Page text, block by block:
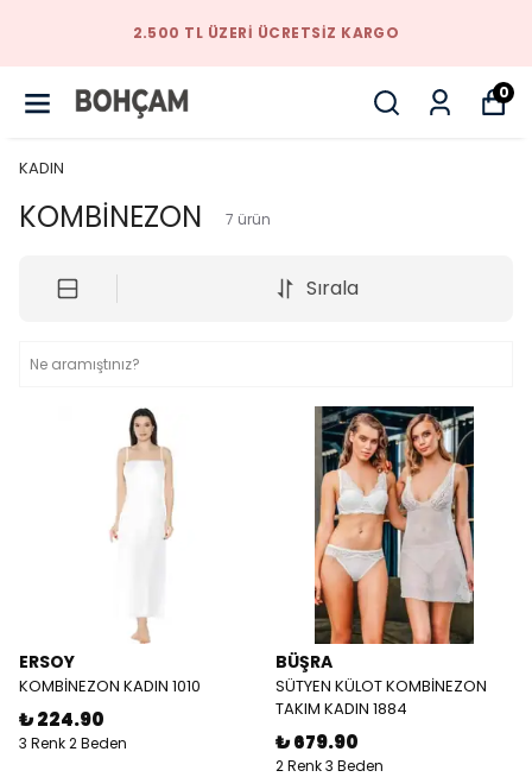
TARZINIZI BIZIMLE YAKALAYACAKSINIZ
0
KADIN
KOMBİNEZON 7 ürün
Sırala
ERSOY
KOMBİNEZON KADIN 1010
₺ 224.90
3 Renk 2 Beden
BÜŞRA
SÜTYEN KÜLOT KOMBİNEZON
TAKIM KADIN 1884
₺ 679.90
2 Renk 3 Beden